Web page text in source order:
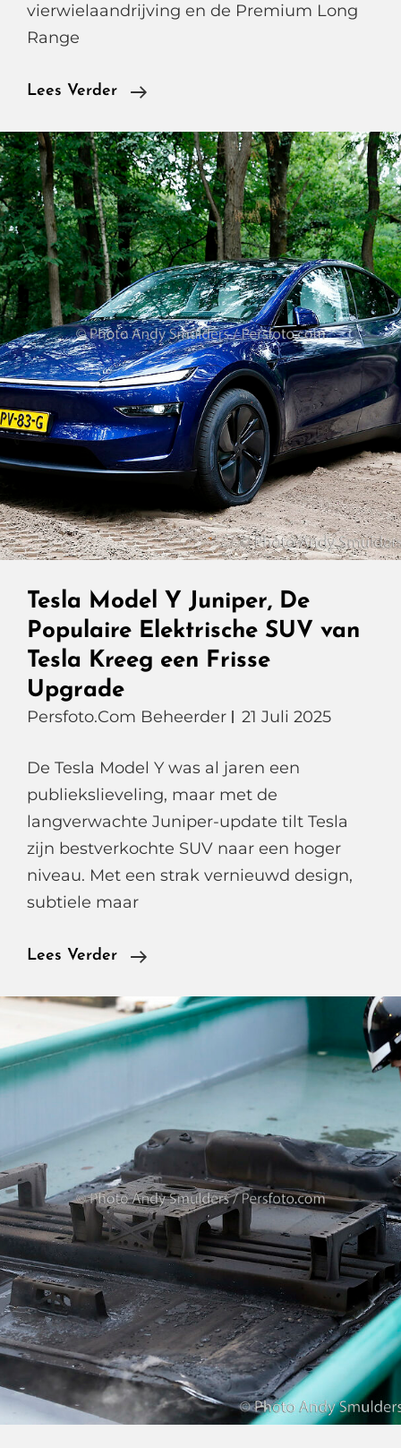
vierwielaandrijving en de Premium Long
Range
Lees Verder
Tesla
Y
Performance,
Het
Nieuwe
Vlaggenschip
Ontketend
Tesla Model Y Juniper, De
Populaire Elektrische SUV van
Tesla Kreeg een Frisse
Upgrade
Persfoto.com Beheerder 21 Juli 2025
De Tesla Model Y was al jaren een
publiekslieveling, maar met de
langverwachte Juniper-update tilt Tesla
zijn bestverkochte SUV naar een hoger
niveau. Met een strak vernieuwd design,
subtiele maar
Lees Verder
Tesla
Y
Juniper,
Populaire
SUV
Van
Tesla
Kreeg
Een
Frisse
Upgrade